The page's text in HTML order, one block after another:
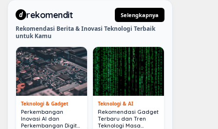
d rekomendit Selengkapnya
Rekomendasi Berita & Inovasi Teknologi Terbaik
untuk Kamu
Teknologi & Gadget
Perkembangan
Inovasi AI dan
Perkembangan Digital
Teknologi & AI
Rekomendasi Gadget
Terbaru dan Tren
Teknologi Masa